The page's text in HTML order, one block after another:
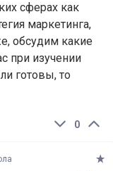
сферах как
маркетинга,
обсудим какие
при изучении
готовы, то
0